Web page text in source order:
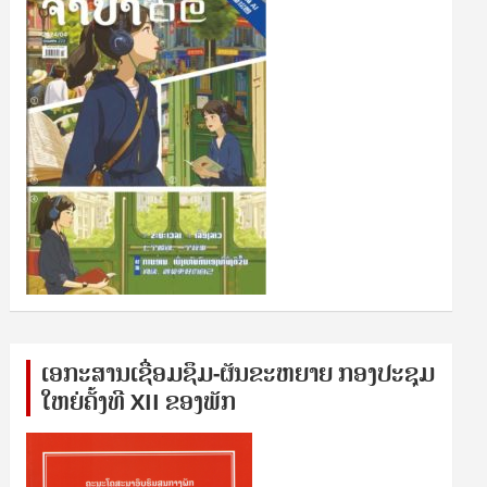
ເອກ​ະ​ສານ​ເຊ​ື່ອມ​ຊ​ຶມ-ຜັນ​ຂະ​ຫ​ຍາຍ ກອງ​ປະ​ຊຸມ​
ໃຫຍ່​ຄັ້ງ​ທີ XII ຂອງ​ພັກ